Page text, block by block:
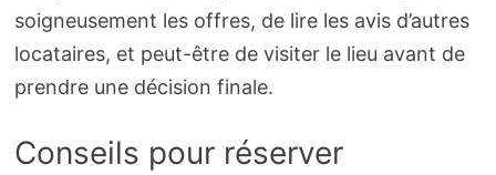
soigneusement les offres, de lire les avis d’autres
locataires, et peut-être de visiter le lieu avant de
prendre une décision finale.
Conseils pour réserver